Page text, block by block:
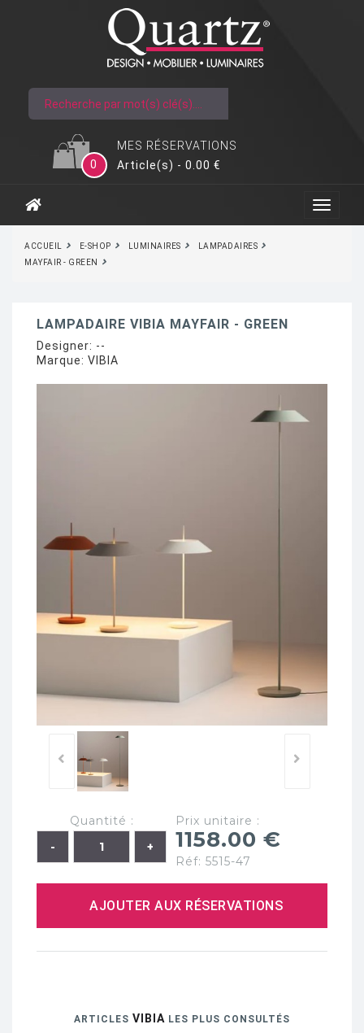
MES RÉSERVATIONS
0
Article(s) - 0.00 €
ACCUEIL E-SHOP LUMINAIRES
LAMPADAIRES
MAYFAIR - GREEN
LAMPADAIRE VIBIA MAYFAIR - GREEN
Designer: --
Marque: VIBIA
Quantité : Prix unitaire :
1158.00 €
Réf: 5515-47
AJOUTER AUX RÉSERVATIONS
ARTICLES VIBIA LES PLUS CONSULTÉS